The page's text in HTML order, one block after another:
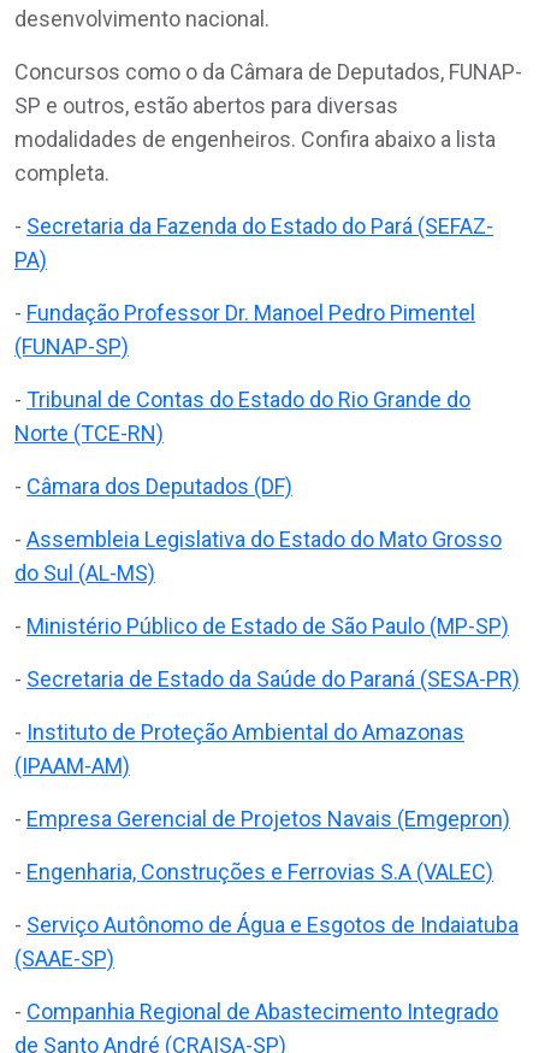
desenvolvimento nacional.
Concursos como o da Câmara de Deputados, FUNAP-
SP e outros, estão abertos para diversas
modalidades de engenheiros. Confira abaixo a lista
completa.
- Secretaria da Fazenda do Estado do Pará (SEFAZ-
PA)
- Fundação Professor Dr. Manoel Pedro Pimentel
(FUNAP-SP)
- Tribunal de Contas do Estado do Rio Grande do
Norte (TCE-RN)
- Câmara dos Deputados (DF)
- Assembleia Legislativa do Estado do Mato Grosso
do Sul (AL-MS)
- Ministério Público de Estado de São Paulo (MP-SP)
- Secretaria de Estado da Saúde do Paraná (SESA-PR)
- Instituto de Proteção Ambiental do Amazonas
(IPAAM-AM)
- Empresa Gerencial de Projetos Navais (Emgepron)
- Engenharia, Construções e Ferrovias S.A (VALEC)
- Serviço Autônomo de Água e Esgotos de Indaiatuba
(SAAE-SP)
- Companhia Regional de Abastecimento Integrado
de Santo André (CRAISA-SP)